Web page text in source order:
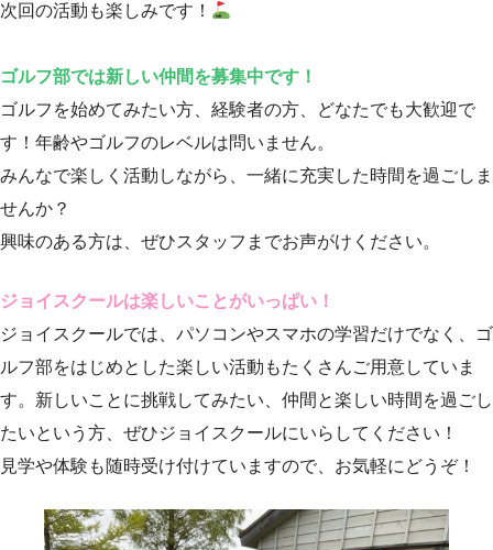
次回の活動も楽しみです！
ゴルフ部では新しい仲間を募集中です！
ゴルフを始めてみたい方、経験者の方、どなたでも大歓迎で
す！年齢やゴルフのレベルは問いません。
みんなで楽しく活動しながら、一緒に充実した時間を過ごしま
せんか？
興味のある方は、ぜひスタッフまでお声がけください。
ジョイスクールは楽しいことがいっぱい！
ジョイスクールでは、パソコンやスマホの学習だけでなく、ゴ
ルフ部をはじめとした楽しい活動もたくさんご用意していま
す。新しいことに挑戦してみたい、仲間と楽しい時間を過ごし
たいという方、ぜひジョイスクールにいらしてください！
見学や体験も随時受け付けていますので、お気軽にどうぞ！